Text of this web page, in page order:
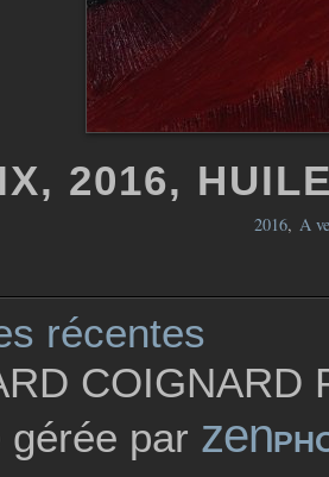
2016,
2016, A
récentes
COIGNARD
gérée par zen